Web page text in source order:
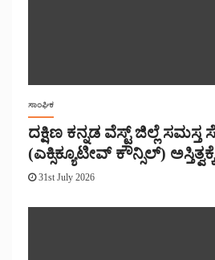
ಸಾಂಘಿಕ
ದಕ್ಷಿಣ ಕನ್ನಡ ವೆಸ್ಟ್ ಜಿಲ್ಲೆ ಸಮಸ್ತ
(ಎಕ್ಸಿಕ್ಯೂಟೀವ್ ಕೌನ್ಸಿಲ್) ಅಸ್ತಿತ್ವಕ್ಕೆ
31st July 2026